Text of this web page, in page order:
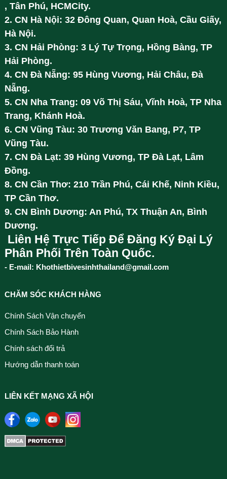
, Tân Phú, HCMCity.
2. CN Hà Nội: 32 Đông Quan, Quan Hoà, Cầu Giấy,
Hà Nội.
3. CN Hải Phòng: 3 Lý Tự Trọng, Hồng Bàng, TP
Hải Phòng.
4. CN Đà Nẵng: 95 Hùng Vương, Hải Châu, Đà
Nẵng.
5. CN Nha Trang: 09 Võ Thị Sáu, Vĩnh Hoà, TP Nha
Trang, Khánh Hoà.
6. CN Vũng Tàu: 30 Trương Văn Bang, P7, TP
Vũng Tàu.
7. CN Đà Lạt: 39 Hùng Vương, TP Đà Lạt, Lâm
Đồng.
8. CN Cần Thơ: 210 Trần Phú, Cái Khế, Ninh Kiều,
TP Cần Thơ.
9. CN Bình Dương: An Phú, TX Thuận An, Bình
Dương.
Liên Hệ Trực Tiếp Để Đăng Ký Đại Lý
Phân Phối Trên Toàn Quốc.
- E-mail: Khothietbivesinhthailand@gmail.com
CHĂM SÓC KHÁCH HÀNG
Chính Sách Vận chuyển
Chính Sách Bảo Hành
Chính sách đổi trả
Hướng dẫn thanh toán
LIÊN KẾT MẠNG XÃ HỘI